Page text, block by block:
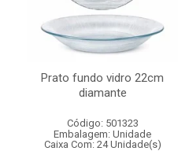
Prato fundo vidro 22cm
diamante
Código: 501323
Embalagem: Unidade
Caixa Com: 24 Unidade(s)